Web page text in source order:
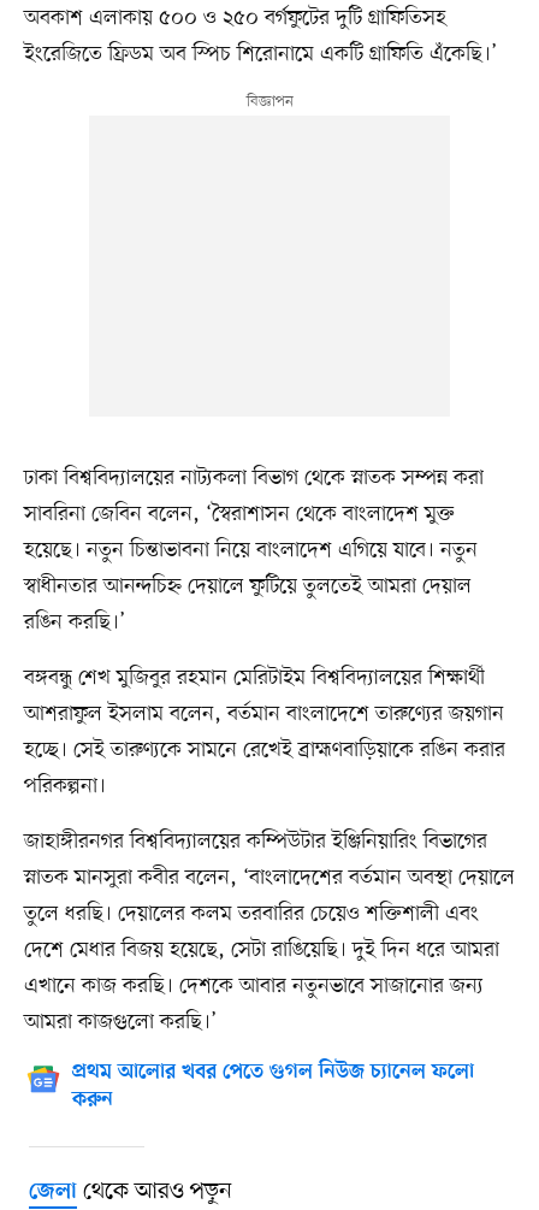
অবকাশ এলাকায় ৫০০ ও ২৫০ বর্গফুটের দুটি গ্রাফিতিসহ
ইংরেজিতে ফ্রিডম অব স্পিচ শিরোনামে একটি গ্রাফিতি এঁকেছি।’
ঢাকা বিশ্ববিদ্যালয়ের নাট্যকলা বিভাগ থেকে স্নাতক সম্পন্ন করা
সাবরিনা জেবিন বলেন, ‘স্বৈরাশাসন থেকে বাংলাদেশ মুক্ত
হয়েছে। নতুন চিন্তাভাবনা নিয়ে বাংলাদেশ এগিয়ে যাবে। নতুন
স্বাধীনতার আনন্দচিহ্ন দেয়ালে ফুটিয়ে তুলতেই আমরা দেয়াল
রঙিন করছি।’
বঙ্গবন্ধু শেখ মুজিবুর রহমান মেরিটাইম বিশ্ববিদ্যালয়ের শিক্ষার্থী
আশরাফুল ইসলাম বলেন, বর্তমান বাংলাদেশে তারুণ্যের জয়গান
হচ্ছে। সেই তারুণ্যকে সামনে রেখেই ব্রাহ্মণবাড়িয়াকে রঙিন করার
পরিকল্পনা।
জাহাঙ্গীরনগর বিশ্ববিদ্যালয়ের কম্পিউটার ইঞ্জিনিয়ারিং বিভাগের
স্নাতক মানসুরা কবীর বলেন, ‘বাংলাদেশের বর্তমান অবস্থা দেয়ালে
তুলে ধরছি। দেয়ালের কলম তরবারির চেয়েও শক্তিশালী এবং
দেশে মেধার বিজয় হয়েছে, সেটা রাঙিয়েছি। দুই দিন ধরে আমরা
এখানে কাজ করছি। দেশকে আবার নতুনভাবে সাজানোর জন্য
আমরা কাজগুলো করছি।’
প্রথম আলোর খবর পেতে গুগল নিউজ চ্যানেল ফলো
করুন
জেলাথেকে আরও পড়ুন